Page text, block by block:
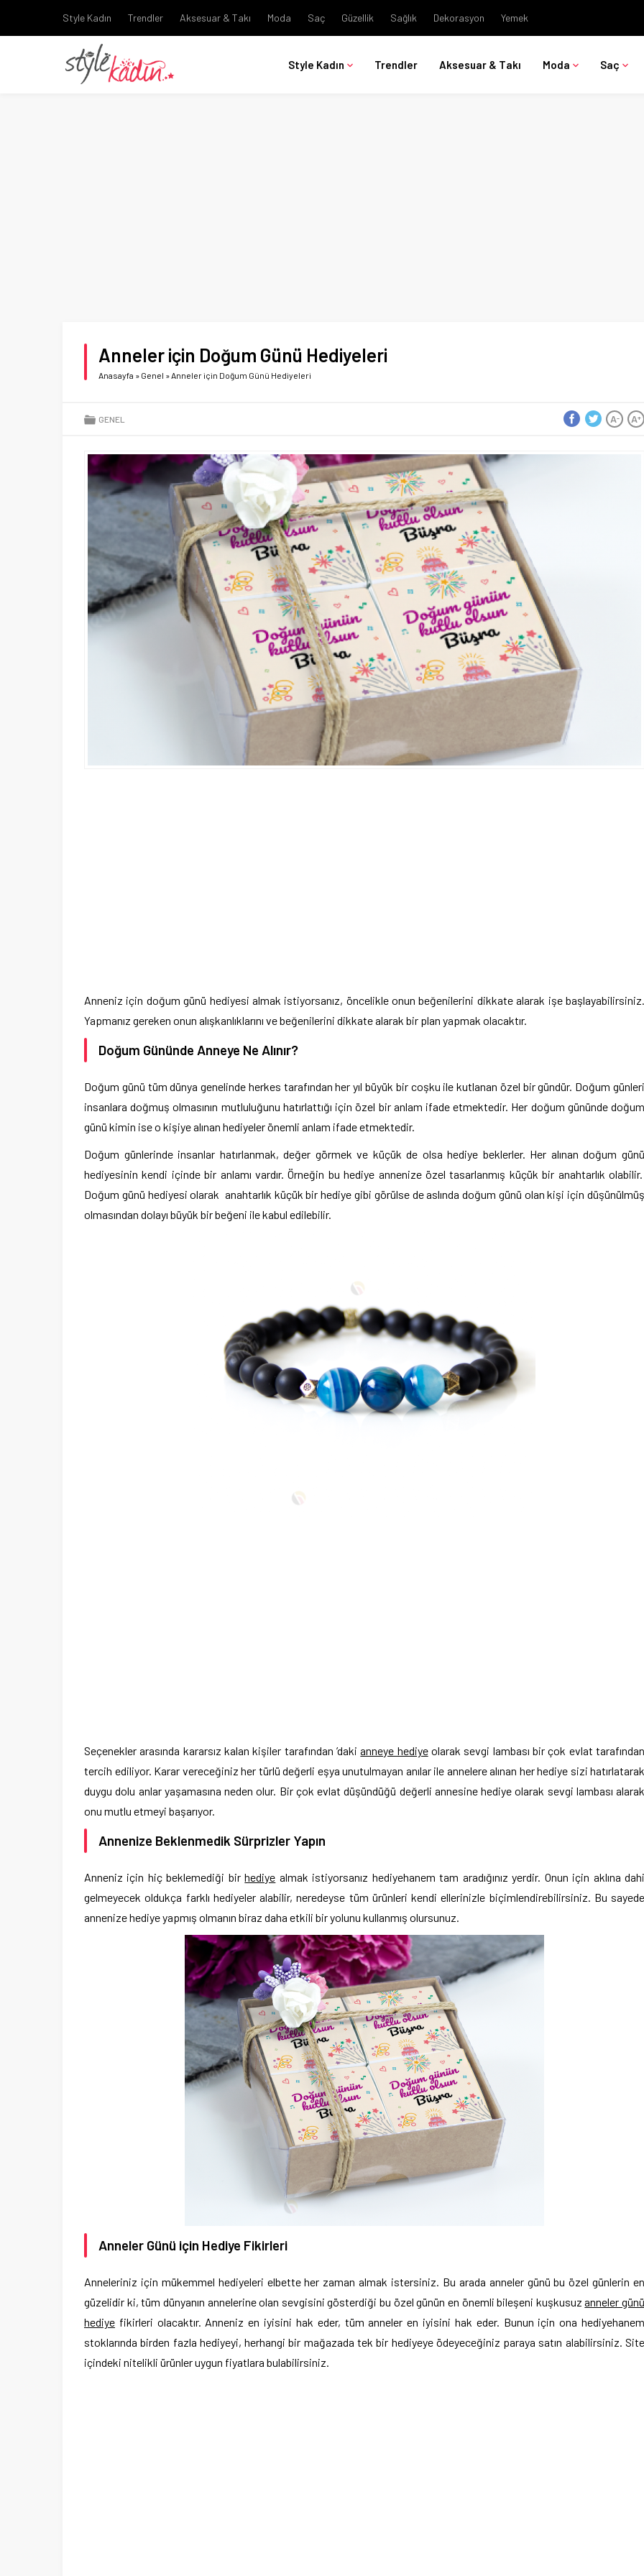
Style Kadın Trendler Aksesuar & Takı Moda Saç Güzellik Sağlık Dekorasyon Yemek
Style Kadın Trendler Aksesuar & Takı Moda Saç
Anneler için Doğum Günü Hediyeleri
Anasayfa » Genel »Anneler için Doğum Günü Hediyeleri
GENEL A+
A-
Anneniz için doğum günü hediyesi almak istiyorsanız, öncelikle onun beğenilerini dikkate alarak işe başlayabilirsiniz.
Yapmanız gereken onun alışkanlıklarını ve beğenilerini dikkate alarak bir plan yapmak olacaktır.
Doğum Gününde Anneye Ne Alınır?
Doğum günü tüm dünya genelinde herkes tarafından her yıl büyük bir coşku ile kutlanan özel bir gündür. Doğum günleri
insanlara doğmuş olmasının mutluluğunu hatırlattığı için özel bir anlam ifade etmektedir. Her doğum gününde doğum
günü kimin ise o kişiye alınan hediyeler önemli anlam ifade etmektedir.
Doğum günlerinde insanlar hatırlanmak, değer görmek ve küçük de olsa hediye beklerler. Her alınan doğum günü
hediyesinin kendi içinde bir anlamı vardır. Örneğin bu hediye annenize özel tasarlanmış küçük bir anahtarlık olabilir.
Doğum günü hediyesi olarak anahtarlık küçük bir hediye gibi görülse de aslında doğum günü olan kişi için düşünülmüş
olmasından dolayı büyük bir beğeni ile kabul edilebilir.
Seçenekler arasında kararsız kalan kişiler tarafından ’dakianneye hediyeolarak sevgi lambası bir çok evlat tarafından
tercih ediliyor. Karar vereceğiniz her türlü değerli eşya unutulmayan anılar ile annelere alınan her hediye sizi hatırlatarak
duygu dolu anlar yaşamasına neden olur. Bir çok evlat düşündüğü değerli annesine hediye olarak sevgi lambası alarak
onu mutlu etmeyi başarıyor.
Annenize Beklenmedik Sürprizler Yapın
Anneniz için hiç beklemediği birhediye almak istiyorsanız hediyehanem tam aradığınız yerdir. Onun için aklına dahi
gelmeyecek oldukça farklı hediyeler alabilir, neredeyse tüm ürünleri kendi ellerinizle biçimlendirebilirsiniz. Bu sayede
annenize hediye yapmış olmanın biraz daha etkili bir yolunu kullanmış olursunuz.
Anneler Günü için Hediye Fikirleri
Anneleriniz için mükemmel hediyeleri elbette her zaman almak istersiniz. Bu arada anneler günü bu özel günlerin en
güzelidir ki, tüm dünyanın annelerine olan sevgisini gösterdiği bu özel günün en önemli bileşeni kuşkusuzanneler günü
hediye fikirleri olacaktır. Anneniz en iyisini hak eder, tüm anneler en iyisini hak eder. Bunun için ona hediyehanem
stoklarında birden fazla hediyeyi, herhangi bir mağazada tek bir hediyeye ödeyeceğiniz paraya satın alabilirsiniz. Site
içindeki nitelikli ürünler uygun fiyatlara bulabilirsiniz.